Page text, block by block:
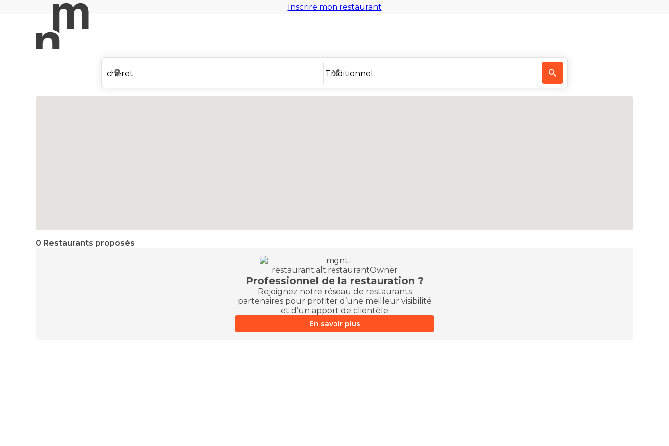
Inscrire mon restaurant
0 Restaurants proposés
Professionnel de la restauration ?
Rejoignez notre réseau de restaurants
partenaires pour profiter d’une meilleur visibilité
et d’un apport de clientèle
En savoir plus